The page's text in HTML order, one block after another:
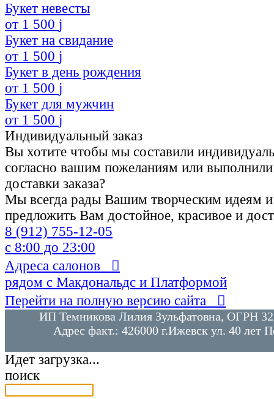
Букет невесты
от 1 500 j
Букет на свидание
от 1 500 j
Букет в день рождения
от 1 500 j
Букет для мужчин
от 1 500 j
Индивидуальный заказ
Вы хотите чтобы мы составили
согласно вашим пожеланиям или
доставки заказа?
Мы всегда рады Вашим творческим идеям и
предложить Вам достойное, красивое и
8 (912) 755-12-05
с 8:00 до 23:00
Адреса салонов 
рядом с Макдональдс и Платформой
Перейти на полную версию сайта 
ИП Темникова Лилия Зульфатовна, ОГРН
Адрес факт.: 426000 г.Ижевск ул. 40 лет
Идет загрузка...
поиск